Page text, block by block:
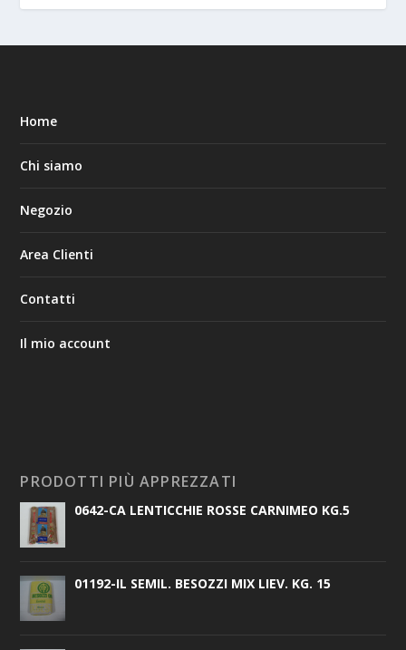
Home
Chi siamo
Negozio
Area Clienti
Contatti
Il mio account
PRODOTTI PIÙ APPREZZATI
0642-CA LENTICCHIE ROSSE CARNIMEO KG.5
01192-IL SEMIL. BESOZZI MIX LIEV. KG. 15